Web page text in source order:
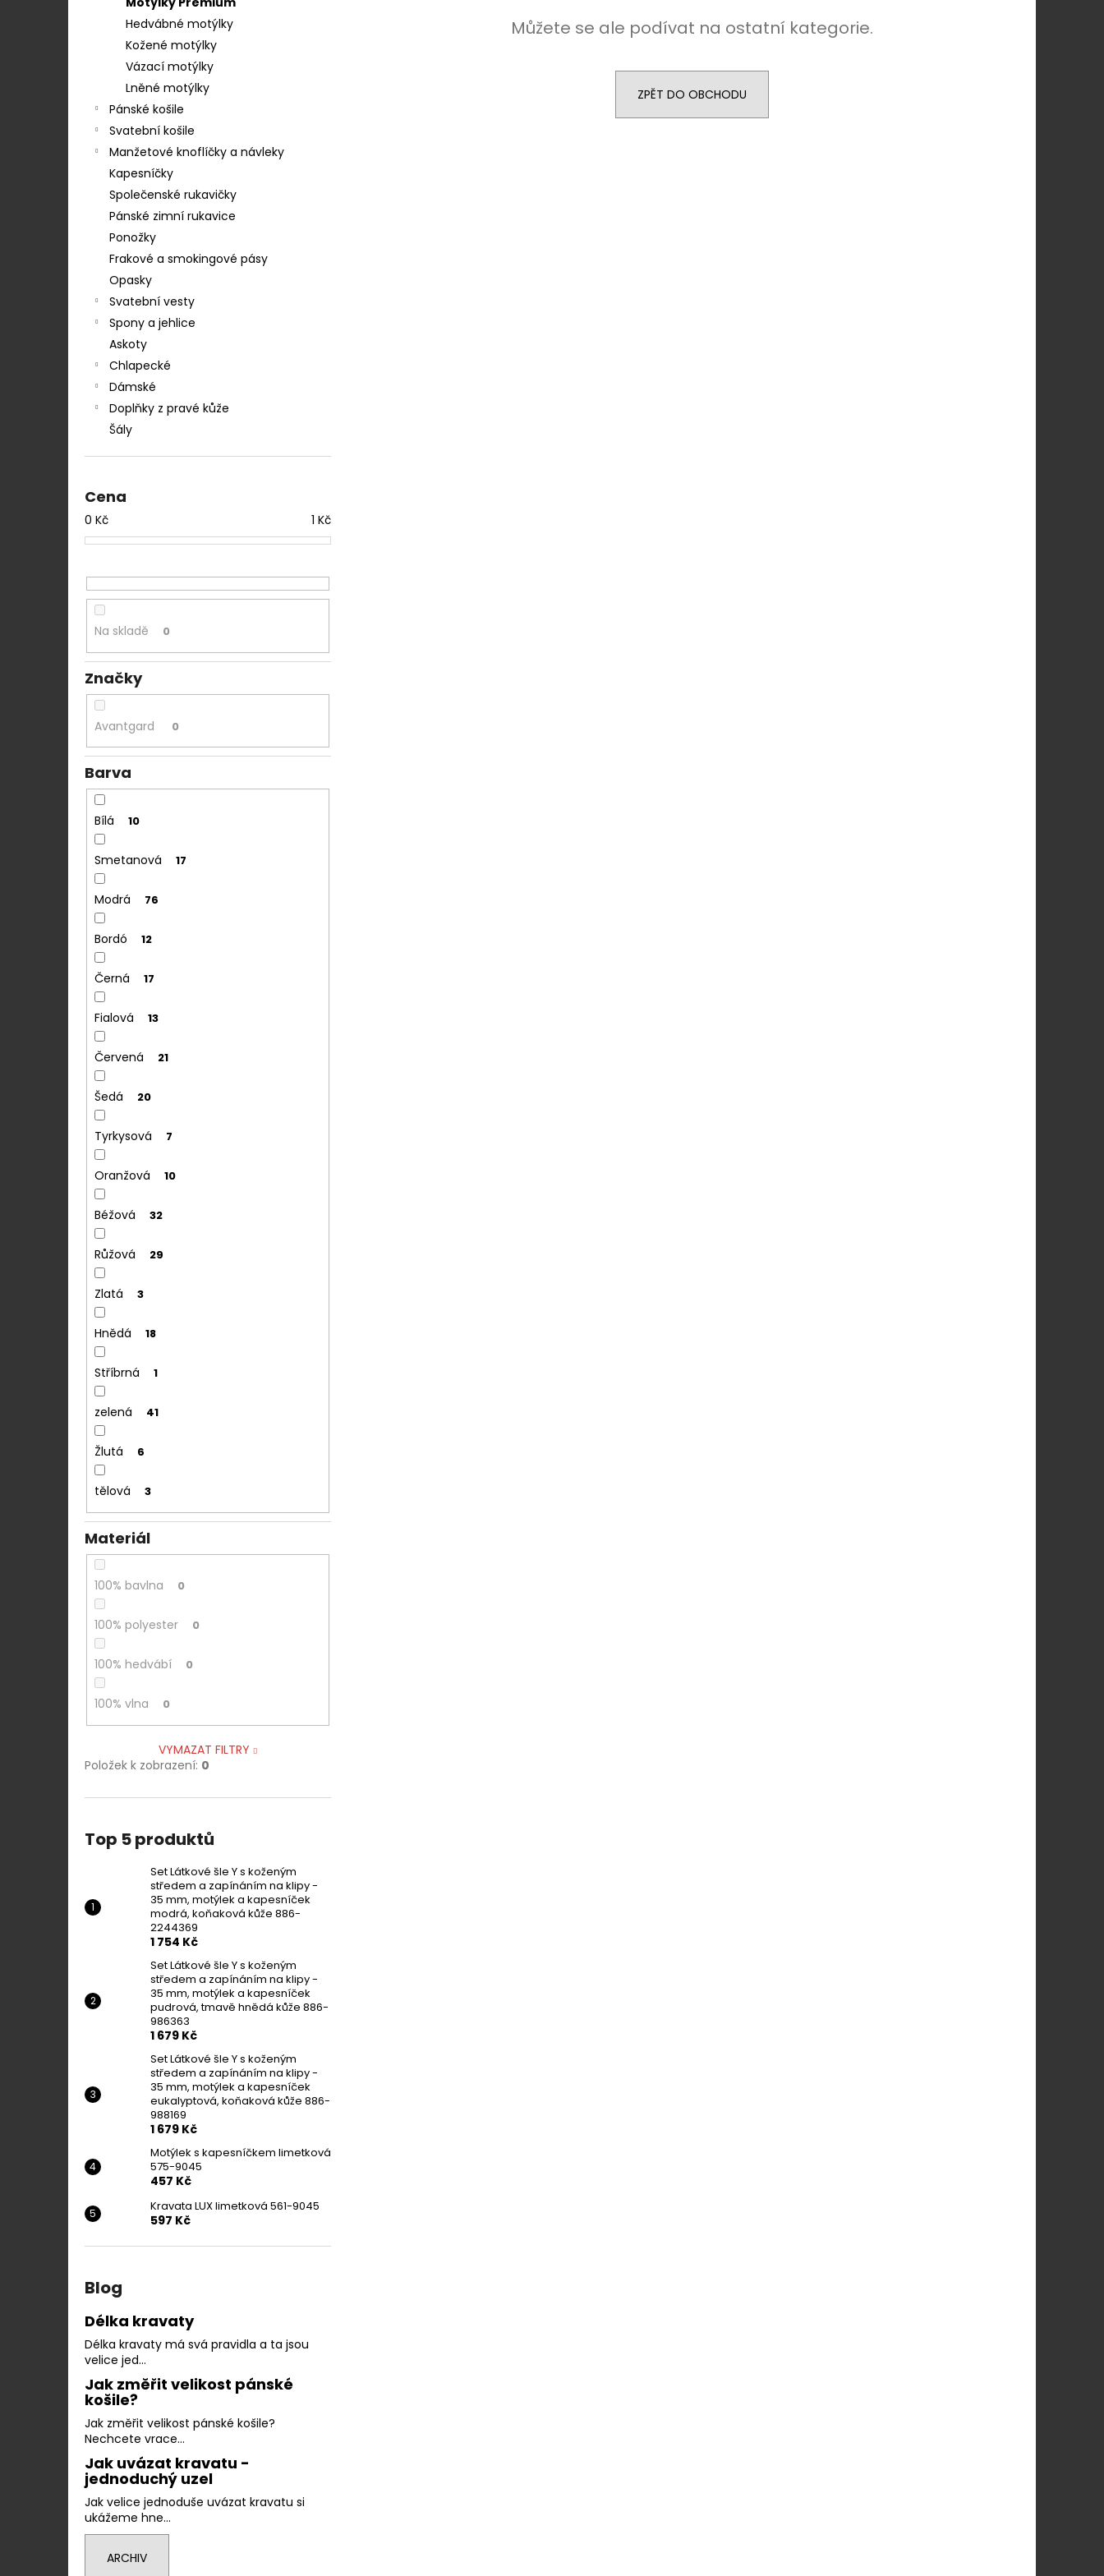
Hedvábné motýlky
Kožené motýlky
Vázací motýlky
Lněné motýlky
Pánské košile
Svatební košile
Manžetové knoflíčky a návleky
Kapesníčky
Společenské rukavičky
Pánské zimní rukavice
Ponožky
Frakové a smokingové pásy
Opasky
Svatební vesty
Spony a jehlice
Askoty
Chlapecké
Dámské
Doplňky z pravé kůže
Šály
Cena
0 Kč 1 Kč
Na skladě 0
Značky
Avantgard 0
Barva
Bílá 10
Smetanová 17
Modrá 76
Bordó 12
Černá 17
Fialová 13
Červená 21
Šedá 20
Tyrkysová 7
Oranžová 10
Béžová 32
Růžová 29
Zlatá 3
Hnědá 18
Stříbrná 1
zelená 41
Žlutá 6
tělová 3
Materiál
100% bavlna 0
100% polyester 0
100% hedvábí 0
100% vlna 0
VYMAZAT FILTRY
Položek k zobrazení: 0
Top 5 produktů
Set Látkové šle Y s koženým
středem a zapínáním na klipy -
35 mm, motýlek a kapesníček
modrá, koňaková kůže 886-
2244369
1 754 Kč
Set Látkové šle Y s koženým
středem a zapínáním na klipy -
35 mm, motýlek a kapesníček
pudrová, tmavě hnědá kůže 886-
986363
1 679 Kč
Set Látkové šle Y s koženým
středem a zapínáním na klipy -
35 mm, motýlek a kapesníček
eukalyptová, koňaková kůže 886-
988169
1 679 Kč
Motýlek s kapesníčkem limetková
575-9045
457 Kč
Kravata LUX limetková 561-9045
597 Kč
Blog
Délka kravaty
Délka kravaty má svá pravidla a ta jsou
velice jed...
Jak změřit velikost pánské
košile?
Jak změřit velikost pánské košile?
Nechcete vrace...
Jak uvázat kravatu -
jednoduchý uzel
Jak velice jednoduše uvázat kravatu si
ukážeme hne...
ARCHIV
Můžete se ale podívat na ostatní kategorie.
ZPĚT DO OBCHODU
MM, MOTÝLEK A KAPESNÍČEK MODRÁ,
KOŇAKOVÁ KŮŽE 886-2244369
1 754 Kč
MM, MOTÝLEK A KAPESNÍČEK PUDROVÁ,
TMAVĚ HNĚDÁ KŮŽE 886-986363
EUKALYPTOVÁ, KOŇAKOVÁ KŮŽE 886-